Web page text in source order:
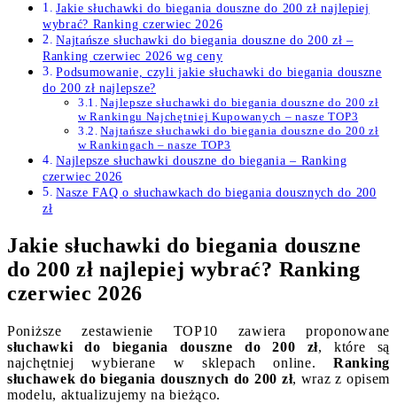
Jakie słuchawki do biegania douszne do 200 zł najlepiej
wybrać? Ranking czerwiec 2026
Najtańsze słuchawki do biegania douszne do 200 zł –
Ranking czerwiec 2026 wg ceny
Podsumowanie, czyli jakie słuchawki do biegania douszne
do 200 zł najlepsze?
Najlepsze słuchawki do biegania douszne do 200 zł
w Rankingu Najchętniej Kupowanych – nasze TOP3
Najtańsze słuchawki do biegania douszne do 200 zł
w Rankingach – nasze TOP3
Najlepsze słuchawki douszne do biegania – Ranking
czerwiec 2026
Nasze FAQ o słuchawkach do biegania dousznych do 200
zł
Jakie słuchawki do biegania douszne
do 200 zł najlepiej wybrać? Ranking
czerwiec 2026
Poniższe zestawienie TOP10 zawiera proponowane
słuchawki do biegania douszne do 200 zł, które są
najchętniej wybierane w sklepach online.Ranking
słuchawek do biegania dousznych do 200 zł, wraz z opisem
modelu, aktualizujemy na bieżąco.